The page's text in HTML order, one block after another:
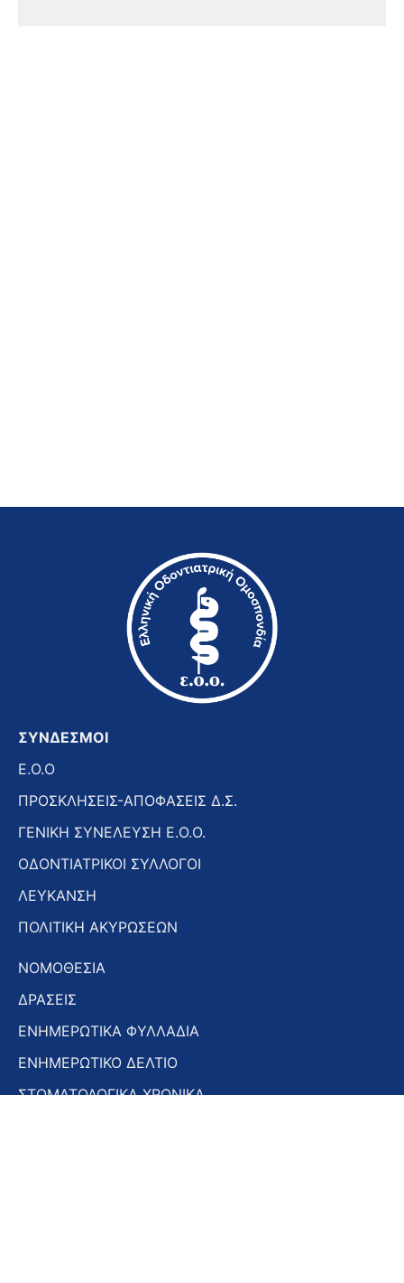
ΣΥΝΔΕΣΜΟΙ
E.O.O
ΠΡΟΣΚΛΗΣΕΙΣ-ΑΠΟΦΑΣΕΙΣ Δ.Σ.
ΓΕΝΙΚΗ ΣΥΝΕΛΕΥΣΗ Ε.Ο.Ο.
ΟΔΟΝΤΙΑΤΡΙΚΟΙ ΣΥΛΛΟΓΟΙ
ΛΕΥΚΑΝΣΗ
ΠΟΛΙΤΙΚΗ ΑΚΥΡΩΣΕΩΝ
ΝΟΜΟΘΕΣΙΑ
ΔΡΑΣΕΙΣ
ΕΝΗΜΕΡΩΤΙΚΑ ΦΥΛΛΑΔΙΑ
ΕΝΗΜΕΡΩΤΙΚΟ ΔΕΛΤΙΟ
ΣΤΟΜΑΤΟΛΟΓΙΚΑ ΧΡΟΝΙΚΑ